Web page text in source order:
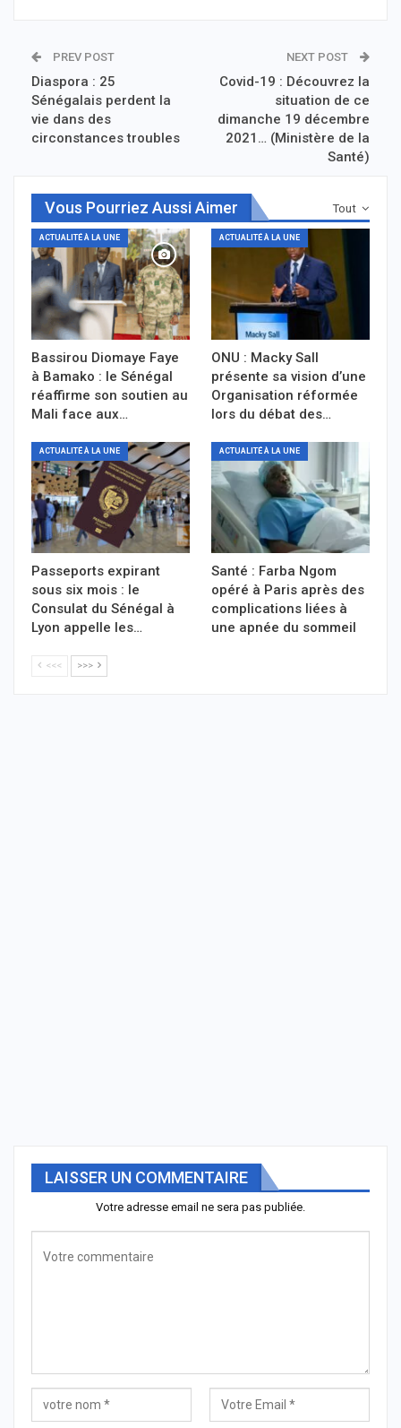
PREV POST
Diaspora : 25
Sénégalais perdent la
vie dans des
circonstances troubles
NEXT POST
Covid-19 : Découvrez la
situation de ce
dimanche 19 décembre
2021… (Ministère de la
Santé)
Tout
Vous Pourriez Aussi Aimer
ACTUALITÉ À LA UNE
Bassirou Diomaye Faye
à Bamako : le Sénégal
réaffirme son soutien au
Mali face aux…
ACTUALITÉ À LA UNE
ONU : Macky Sall
présente sa vision d’une
Organisation réformée
lors du débat des…
ACTUALITÉ À LA UNE
Passeports expirant
sous six mois : le
Consulat du Sénégal à
Lyon appelle les…
ACTUALITÉ À LA UNE
Santé : Farba Ngom
opéré à Paris après des
complications liées à
une apnée du sommeil
<<< >>>
LAISSER UN COMMENTAIRE
Votre adresse email ne sera pas publiée.